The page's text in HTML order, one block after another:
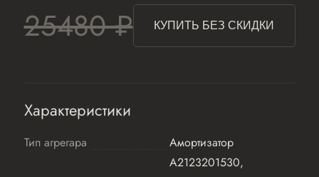
25480 ₽ КУПИТЬ БЕЗ СКИДКИ
Характеристики
Тип агрегара Амортизатор
A2123201530,